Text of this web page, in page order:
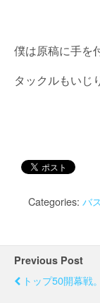
僕は原稿に手を
タックルもいじ
Categories: バ
Previous Post
トップ50開幕戦。